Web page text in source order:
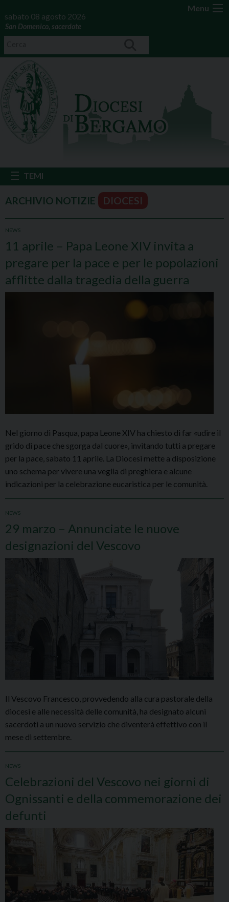
Menu
sabato 08 agosto 2026
San Domenico, sacerdote
DIOCESI
NEWS
11 aprile – Papa Leone XIV invita a
pregare per la pace e per le popolazioni
afflitte dalla tragedia della guerra
Nel giorno di Pasqua, papa Leone XIV ha chiesto di far «udire il
grido di pace che sgorga dal cuore», invitando tutti a pregare
per la pace, sabato 11 aprile. La Diocesi mette a disposizione
uno schema per vivere una veglia di preghiera e alcune
indicazioni per la celebrazione eucaristica per le comunità.
NEWS
29 marzo – Annunciate le nuove
designazioni del Vescovo
Il Vescovo Francesco, provvedendo alla cura pastorale della
diocesi e alle necessità delle comunità, ha designato alcuni
sacerdoti a un nuovo servizio che diventerà effettivo con il
mese di settembre.
NEWS
Celebrazioni del Vescovo nei giorni di
Ognissanti e della commemorazione dei
defunti